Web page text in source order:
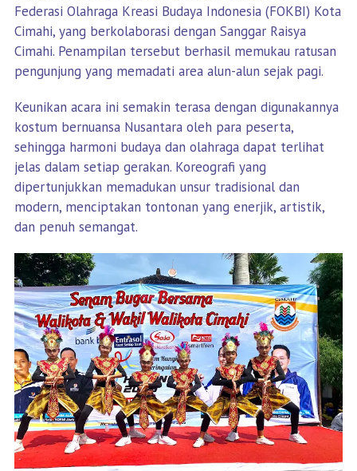
Federasi Olahraga Kreasi Budaya Indonesia (FOKBI) Kota
Cimahi, yang berkolaborasi dengan Sanggar Raisya
Cimahi. Penampilan tersebut berhasil memukau ratusan
pengunjung yang memadati area alun-alun sejak pagi.
Keunikan acara ini semakin terasa dengan digunakannya
kostum bernuansa Nusantara oleh para peserta,
sehingga harmoni budaya dan olahraga dapat terlihat
jelas dalam setiap gerakan. Koreografi yang
dipertunjukkan memadukan unsur tradisional dan
modern, menciptakan tontonan yang enerjik, artistik,
dan penuh semangat.